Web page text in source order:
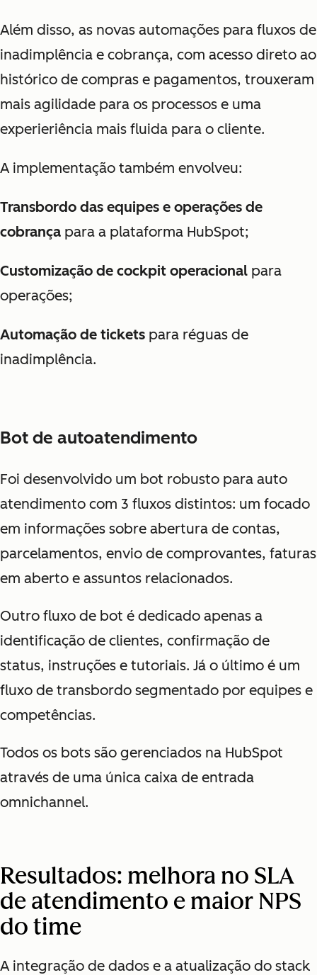
Além disso, as novas automações para fluxos de
inadimplência e cobrança, com acesso direto ao
histórico de compras e pagamentos, trouxeram
mais agilidade para os processos e uma
experieriência mais fluida para o cliente.
A implementação também envolveu:
Transbordo das equipes e operações de
cobrança para a plataforma HubSpot;
Customização de cockpit operacional para
operações;
Automação de tickets para réguas de
inadimplência.
Bot de autoatendimento
Foi desenvolvido um bot robusto para auto
atendimento com 3 fluxos distintos: um focado
em informações sobre abertura de contas,
parcelamentos, envio de comprovantes, faturas
em aberto e assuntos relacionados.
Outro fluxo de bot é dedicado apenas a
identificação de clientes, confirmação de
status, instruções e tutoriais. Já o último é um
fluxo de transbordo segmentado por equipes e
competências.
Todos os bots são gerenciados na HubSpot
através de uma única caixa de entrada
omnichannel.
Resultados: melhora no SLA
de atendimento e maior NPS
do time
A integração de dados e a atualização do stack